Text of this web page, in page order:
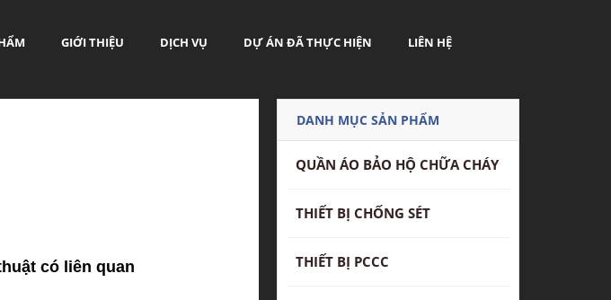
GIỚI THIỆU DỊCH VỤ DỰ ÁN ĐÃ THỰC HIỆN LIÊN HỆ
có liên quan
DANH MỤC SẢN PHẨM
QUẦN ÁO BẢO HỘ CHỮA CHÁY
THIẾT BỊ CHỐNG SÉT
THIẾT BỊ PCCC